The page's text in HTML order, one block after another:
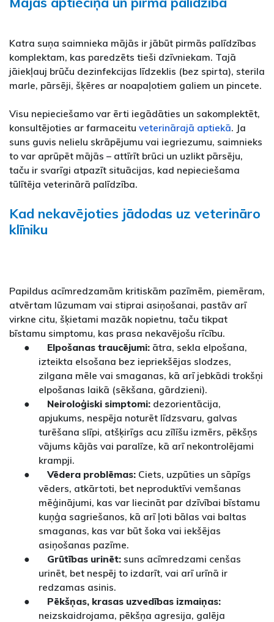
Katra suņa saimnieka mājās ir jābūt pirmās palīdzības
komplektam, kas paredzēts tieši dzīvniekam. Tajā
jāiekļauj brūču dezinfekcijas līdzeklis (bez spirta), sterila
marle, pārsēji, šķēres ar noapaļotiem galiem un pincete.
Visu nepieciešamo var ērti iegādāties un sakomplektēt,
konsultējoties ar farmaceitu veterinārajā aptiekā. Ja
suns guvis nelielu skrāpējumu vai iegriezumu, saimnieks
to var aprūpēt mājās – attīrīt brūci un uzlikt pārsēju,
taču ir svarīgi atpazīt situācijas, kad nepieciešama
tūlītēja veterinārā palīdzība.
Kad nekavējoties jādodas uz veterināro
klīniku
Papildus acīmredzamām kritiskām pazīmēm, piemēram,
atvērtam lūzumam vai stiprai asiņošanai, pastāv arī
virkne citu, šķietami mazāk nopietnu, taču tikpat
bīstamu simptomu, kas prasa nekavējošu rīcību.
●
Elpošanas traucējumi: ātra, sekla elpošana,
izteikta elsošana bez iepriekšējas slodzes,
zilgana mēle vai smaganas, kā arī jebkādi trokšņi
elpošanas laikā (sēkšana, gārdzieni).
●
Neiroloģiski simptomi: dezorientācija,
apjukums, nespēja noturēt līdzsvaru, galvas
turēšana slīpi, atšķirīgs acu zīlīšu izmērs, pēkšņs
vājums kājās vai paralīze, kā arī nekontrolējami
krampji.
●
Vēdera problēmas: Ciets, uzpūties un sāpīgs
vēders, atkārtoti, bet neproduktīvi vemšanas
mēģinājumi, kas var liecināt par dzīvībai bīstamu
kuņģa sagriešanos, kā arī ļoti bālas vai baltas
smaganas, kas var būt šoka vai iekšējas
asiņošanas pazīme.
●
Grūtības urinēt: suns acīmredzami cenšas
urinēt, bet nespēj to izdarīt, vai arī urīnā ir
redzamas asinis.
●
Pēkšņas, krasas uzvedības izmaiņas:
neizskaidrojama, pēkšņa agresija, galēja